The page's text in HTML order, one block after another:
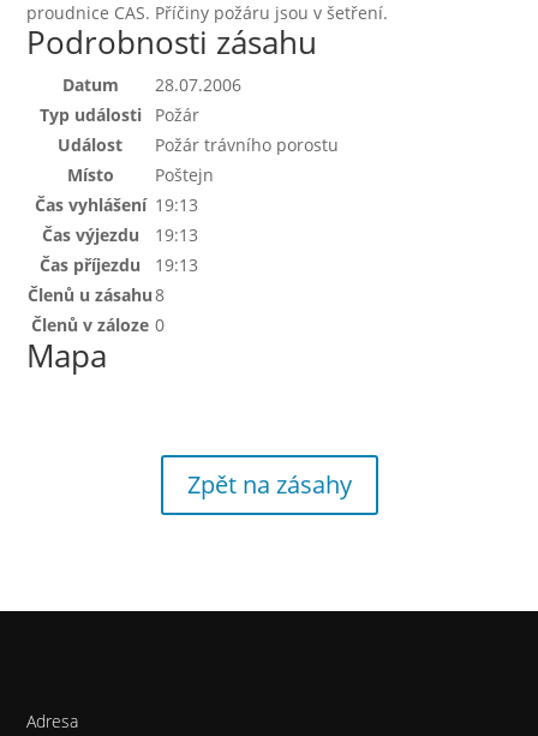
proudnice CAS. Příčiny požáru jsou v šetření.
Podrobnosti zásahu
Datum
28.07.2006
Typ události
Požár
Událost
Požár trávního porostu
Místo
Poštejn
Čas vyhlášení 19:13
Čas výjezdu
19:13
Čas příjezdu
19:13
Členů u zásahu8
Členů v záloze 0
Mapa
Zpět na zásahy
Adresa